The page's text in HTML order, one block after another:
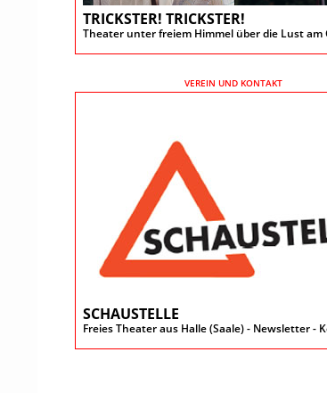
TRICKSTER! TRICKSTER!
Theater unter freiem Himmel über die Lust am
VEREIN UND KONTAKT
SCHAUSTELLE
Freies Theater aus Halle (Saale) - Newsletter -